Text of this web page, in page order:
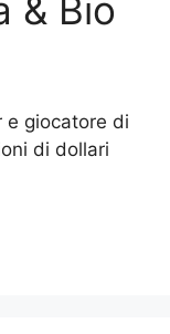
& Bio
e giocatore di
di dollari